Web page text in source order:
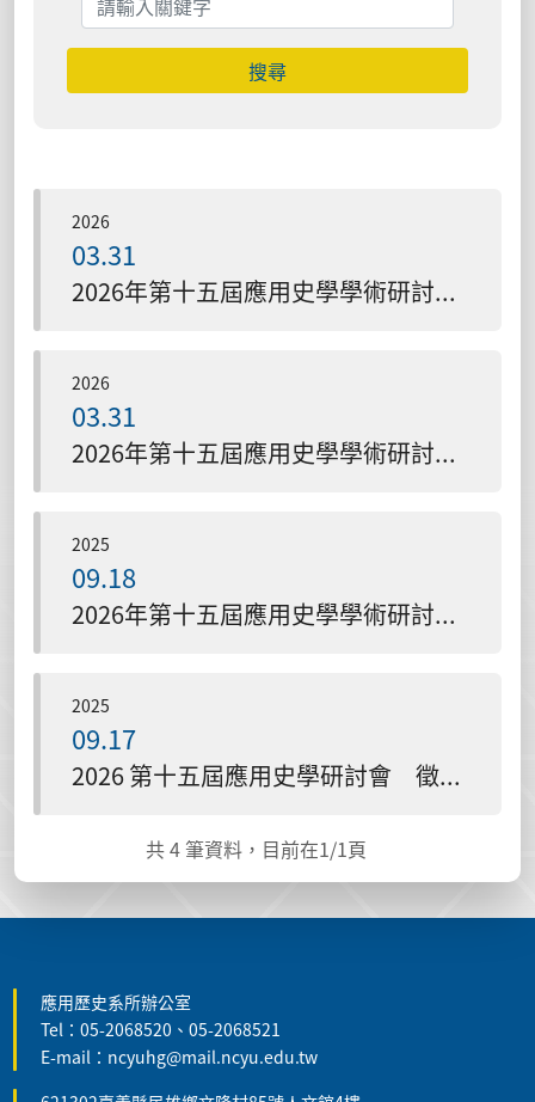
搜尋
2026
03.31
2026年第十五屆應用史學學術研討會 一般人員報名
2026
03.31
2026年第十五屆應用史學學術研討會 議程
2025
09.18
2026年第十五屆應用史學學術研討會 交通資訊
2025
09.17
2026 第十五屆應用史學研討會 徵稿函
共4 筆資料，目前在1/1頁
應用歷史系所辦公室
Tel：05-2068520、05-2068521
E-mail：ncyuhg@mail.ncyu.edu.tw